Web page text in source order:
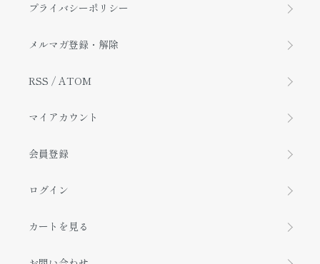
プライバシーポリシー
メルマガ登録・解除
RSS / ATOM
マイアカウント
会員登録
ログイン
カートを見る